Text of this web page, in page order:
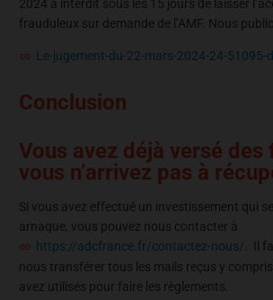
2024 a interdit sous les 15 jours de laisser
frauduleux sur demande de l’AMF. Nous
Le-jugement-du-22-mars-2024-24-51095-
Conclusion
Vous avez déjà versé des
vous n’arrivez pas à
Si vous avez effectué un investissement qui
arnaque, vous pouvez nous contacter à
https://adcfrance.fr/contactez-nous/ . Il
nous transférer tous les mails reçus y
avez utilisés pour faire les règlements.